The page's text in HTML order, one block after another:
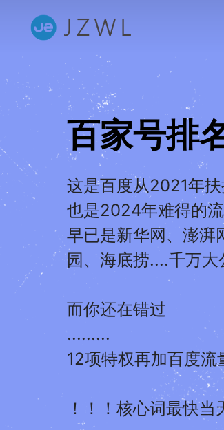
百家号排
这是百度从2021年
也是2024年难得的
早已是新华网、澎湃
园、海底捞....千万
而你还在错过
.........
12项特权再加百度流
！！！核心词最快当